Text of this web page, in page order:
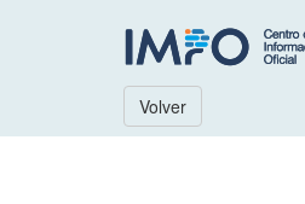
Volver